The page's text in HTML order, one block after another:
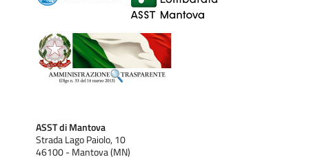
ASST di Mantova
Strada Lago Paiolo, 10
46100 - Mantova (MN)